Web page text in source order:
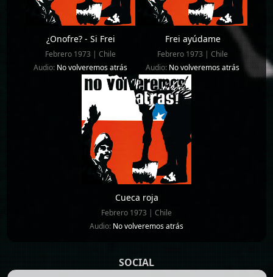
¿Onofre? - Si Frei
Febrero 1973 | Chile
Audio: No volveremos atrás
Frei ayúdame
Febrero 1973 | Chile
Audio: No volveremos atrás
Cueca roja
Febrero 1973 | Chile
Audio: No volveremos atrás
SOCIAL